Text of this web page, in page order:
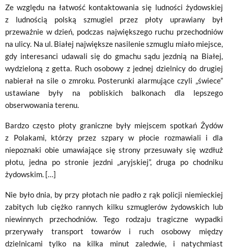
Ze względu na łatwość kontaktowania się ludności żydowskiej
z ludnością polską szmugiel przez płoty uprawiany był
przeważnie w dzień, podczas największego ruchu przechodniów
na ulicy. Na ul. Białej największe nasilenie szmuglu miało miejsce,
gdy interesanci udawali się do gmachu sądu jezdnią na Białej,
wydzieloną z getta. Ruch osobowy z jednej dzielnicy do drugiej
nabierał na sile o zmroku. Posterunki alarmujące czyli „świece”
ustawiane były na pobliskich balkonach dla lepszego
obserwowania terenu.
Bardzo często płoty graniczne były miejscem spotkań Żydów
z Polakami, którzy przez szpary w płocie rozmawiali i dla
niepoznaki obie umawiające się strony przesuwały się wzdłuż
płotu, jedna po stronie jezdni „aryjskiej”, druga po chodniku
żydowskim. […]
Nie było dnia, by przy płotach nie padło z rąk policji niemieckiej
zabitych lub ciężko rannych kilku szmuglerów żydowskich lub
niewinnych przechodniów. Tego rodzaju tragiczne wypadki
przerywały transport towarów i ruch osobowy między
dzielnicami tylko na kilka minut zaledwie, i natychmiast